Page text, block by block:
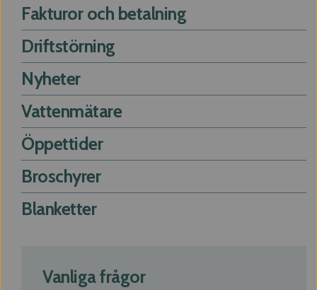
Fakturor och betalning
Driftstörning
Nyheter
Vattenmätare
Öppettider
Broschyrer
Blanketter
Vanliga frågor